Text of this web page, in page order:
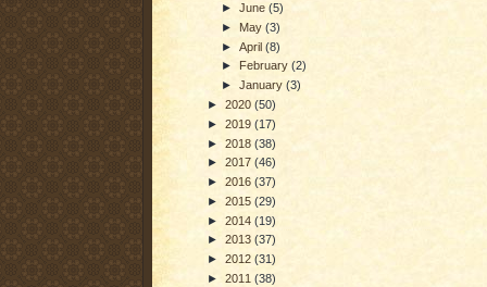
►June(5)
►May(3)
►April(8)
►
February(2)
►January(3)
► 2020 (50)
► 2019 (17)
► 2018 (38)
► 2017 (46)
► 2016 (37)
► 2015 (29)
► 2014 (19)
► 2013 (37)
► 2012 (31)
► 2011 (38)